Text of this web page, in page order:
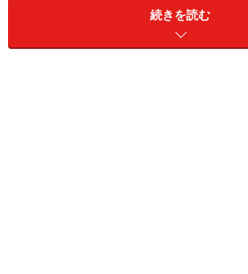
サマータイプは、きめ細やかなふわっ
かくさらりとした髪、涼しげでソフト
立ちはソフトで優しい印象で、上品で
続きを読む